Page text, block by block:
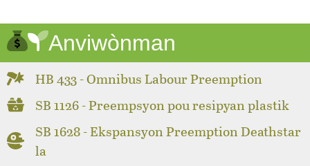
Anviwònman
HB 433 - Omnibus Labour Preemption
SB 1126 - Preempsyon pou resipyan plastik
SB 1628 - Ekspansyon Preemption Deathstar
la